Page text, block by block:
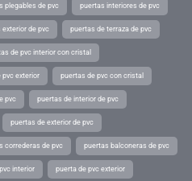
plegables de pvc puertas interiores de pvc
exterior de pvc puertas de terraza de pvc
de pvc interior con cristal
pvc exterior puertas de pvc con cristal
pvc puertas de interior de pvc
puertas de exterior de pvc
correderas de pvc puertas balconeras de pvc
interior puerta de pvc exterior